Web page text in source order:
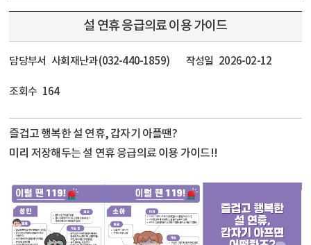
설 연휴 응급의료 이용 가이드
담당부서 사회재난과 (032-440-1859) 작성일 2026-02-12
조회수 164
즐겁고 행복한 설 연휴, 갑자기 아플땐?
미리 저장해두는 설 연휴 응급의료 이용 가이드!!